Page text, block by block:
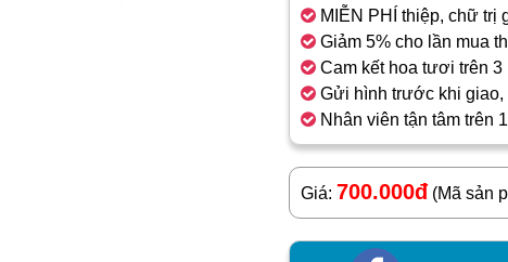
MIỄN PHÍ thiệp, chữ trị
Giảm 5% cho lần mua
Cam kết hoa tươi trên 3
Gửi hình trước khi giao,
Nhân viên tận tâm trên
Giá: 700.000đ (Mã sản